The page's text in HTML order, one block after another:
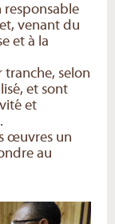
responsable
venant du
et à la
tranche, selon
et sont
et
œuvres un
au